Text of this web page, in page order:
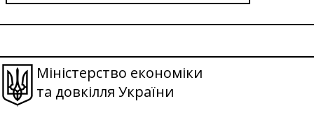
Міністерство економіки
та довкілля України